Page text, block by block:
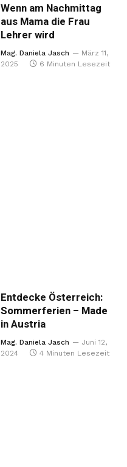
Wenn am Nachmittag
aus Mama die Frau
Lehrer wird
Mag. Daniela Jasch
März 11,
2025
6 Minuten Lesezeit
Entdecke Österreich:
Sommerferien – Made
in Austria
Mag. Daniela Jasch
Juni 12,
2024
4 Minuten Lesezeit